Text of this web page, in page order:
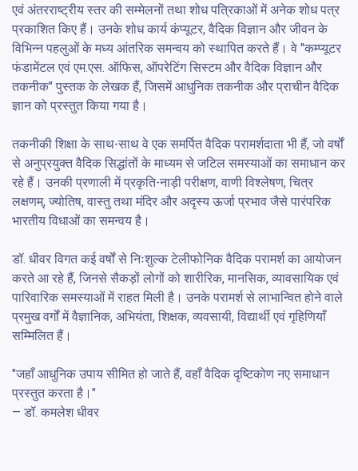
एवं अंतरराष्ट्रीय स्तर की सम्मेलनों तथा शोध पत्रिकाओं में अनेक शोध पत्र
प्रकाशित किए हैं। उनके शोध कार्य कंप्यूटर, वैदिक विज्ञान और जीवन के
विभिन्न पहलुओं के मध्य आंतरिक समन्वय को स्थापित करते हैं। वे "कम्प्यूटर
फंडामेंटल एवं एम.एस. ऑफिस, ऑपरेटिंग सिस्टम और वैदिक विज्ञान और
तकनीक" पुस्तक के लेखक हैं, जिसमें आधुनिक तकनीक और प्राचीन वैदिक
ज्ञान को प्रस्तुत किया गया है।
तकनीकी शिक्षा के साथ-साथ वे एक समर्पित वैदिक परामर्शदाता भी हैं, जो वर्षों
से अनुप्रयुक्त वैदिक सिद्धांतों के माध्यम से जटिल समस्याओं का समाधान कर
रहे हैं। उनकी प्रणाली में प्रकृति-नाड़ी परीक्षण, वाणी विश्लेषण, चित्र
लक्षणम्, ज्योतिष, वास्तु तथा मंदिर और अदृस्य ऊर्जा प्रभाव जैसे पारंपरिक
भारतीय विधाओं का समन्वय है।
डॉ. धीवर विगत कई वर्षों से निःशुल्क टेलीफोनिक वैदिक परामर्श का आयोजन
करते आ रहे हैं, जिनसे सैकड़ों लोगों को शारीरिक, मानसिक, व्यावसायिक एवं
पारिवारिक समस्याओं में राहत मिली है। उनके परामर्श से लाभान्वित होने वाले
प्रमुख वर्गों में वैज्ञानिक, अभियंता, शिक्षक, व्यवसायी, विद्यार्थी एवं गृहिणियाँ
सम्मिलित हैं।
"जहाँ आधुनिक उपाय सीमित हो जाते हैं, वहाँ वैदिक दृष्टिकोण नए समाधान
प्रस्तुत करता है।"
— डॉ. कमलेश धीवर